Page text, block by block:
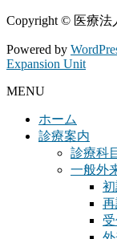
Copyright © 医療法
Powered by
Expansion Unit
MENU
ホーム
診療案内
診療科
一般外